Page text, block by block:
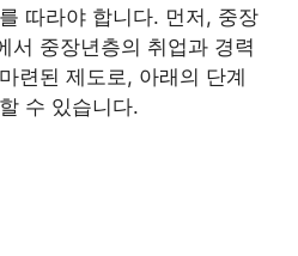
따라야 합니다. 먼저, 중장
서 중장년층의 취업과 경력
련된 제도로, 아래의 단계
수 있습니다.